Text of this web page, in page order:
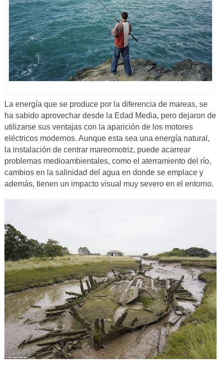
La energía que se produce por la diferencia de mareas, se
ha sabido aprovechar desde la Edad Media, pero dejaron de
utilizarse sus ventajas con la aparición de los motores
eléctricos modernos. Aunque esta sea una energía natural,
la instalación de centrar mareomotriz, puede acarrear
problemas medioambientales, como el aterramiento del río,
cambios en la salinidad del agua en donde se emplace y
además, tienen un impacto visual muy severo en el entorno.